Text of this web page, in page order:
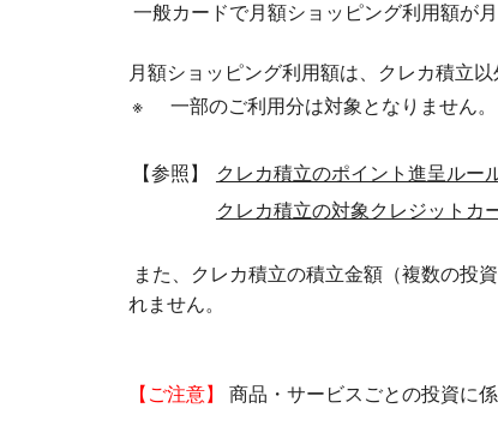
一般カードで月額ショッピング利用額が
月額ショッピング利用額は、クレカ積立
※
一部のご利用分は対象となりません。
【参照】
クレカ積立のポイント進呈ルー
クレカ積立の対象クレジットカ
また、クレカ積立の積立金額（複数の投
れません。
【ご注意】 商品・サービスごとの投資に